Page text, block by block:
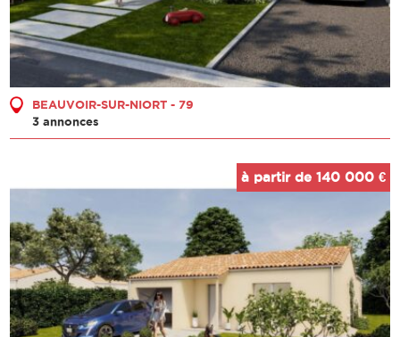
BEAUVOIR-SUR-NIORT - 79
3 annonces
à partir de 140 000 €